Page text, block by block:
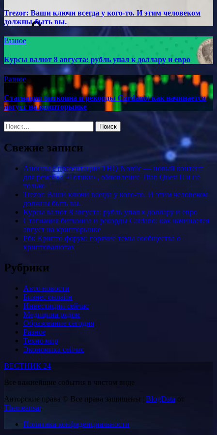
Trezor: Ваши ключи всегда у кого-то. И этим человеком
должны быть вы.
Разное
Курсы валют 8 августа: рубль упал к доллару и евро
Разное
Стагнация биткоина и рекорды Cardano: как начинается
август на крипторынке
Найти:
Свежие записи
Анонсы с презентации THQ Nordic — новый контент
для ремейка «Готики», обновление Titan Quest II и не
только
Trezor: Ваши ключи всегда у кого-то. И этим человеком
должны быть вы.
Курсы валют 8 августа: рубль упал к доллару и евро
Стагнация биткоина и рекорды Cardano: как начинается
август на крипторынке
Рбк Крипто форум: горячие темы сообщества о
криптовалютах
Рубрики
Авто новости
Бизнес онлайн
Инвестиции сейчас
Медицина рядом
Образование сегодня
Разное
Техно мир
Экономика сейчас
ВЕСТНИК 24
Все важнейшие события в чистом виде
Авторские права © Все права защищены | BlogData от
Themeansar.
Политика конфиденциальности